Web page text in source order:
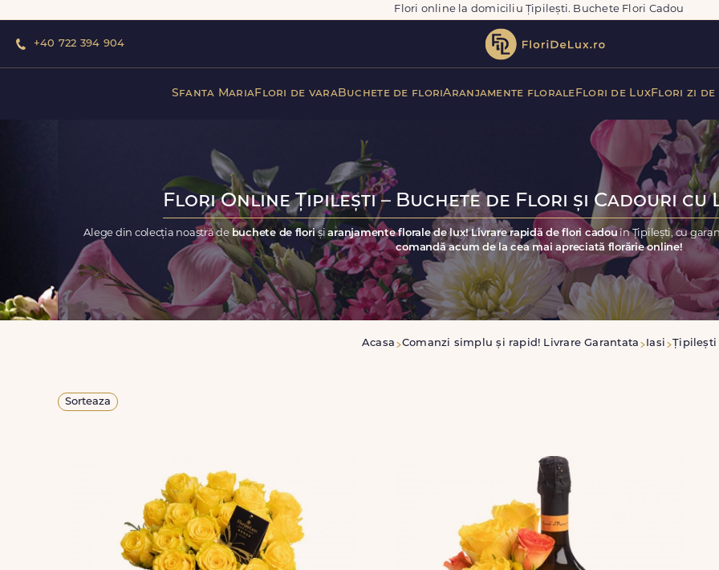
Flori online la domiciliu Țipilești. Buchete Flori Cadou
+40 722 394 904
Sfanta MariaFlori de varaBuchete de floriAranjamente florale Flori de LuxFlori zi de
Flori Online Țipilești – Buchete de Flori și Cadouri
Alege din colecția noastră de buchete de florișiaranjamente florale de lux! Livrare rapidă de flori cadou în Țipilești, cu
comandă acum de la cea mai apreciată florărie online!
Acasa Comanzi simplu și rapid! Livrare Garantata Iasi Țipilești
Sorteaza